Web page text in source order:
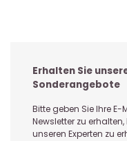
Erhalten Sie
Sonderangebote
Bitte geben Sie Ihre
Newsletter zu
unseren Experten zu